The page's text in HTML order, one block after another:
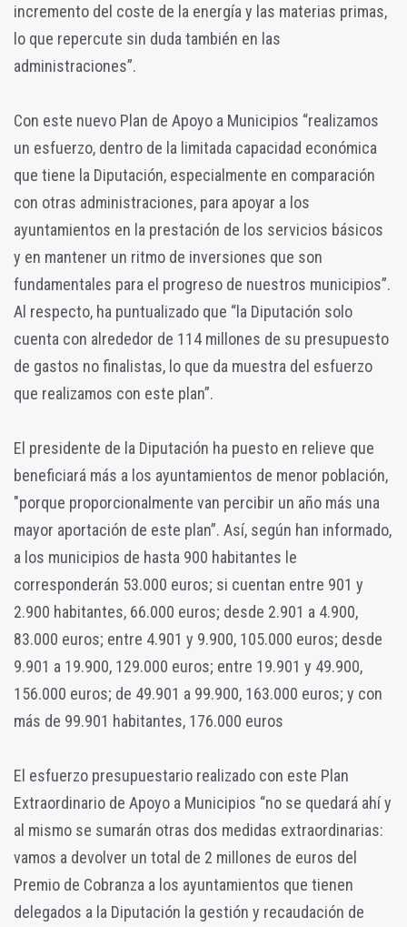
incremento del coste de la energía y las materias primas,
lo que repercute sin duda también en las
administraciones”.
Con este nuevo Plan de Apoyo a Municipios “realizamos
un esfuerzo, dentro de la limitada capacidad económica
que tiene la Diputación, especialmente en comparación
con otras administraciones, para apoyar a los
ayuntamientos en la prestación de los servicios básicos
y en mantener un ritmo de inversiones que son
fundamentales para el progreso de nuestros municipios”.
Al respecto, ha puntualizado que “la Diputación solo
cuenta con alrededor de 114 millones de su presupuesto
de gastos no finalistas, lo que da muestra del esfuerzo
que realizamos con este plan”.
El presidente de la Diputación ha puesto en relieve que
beneficiará más a los ayuntamientos de menor población,
"porque proporcionalmente van percibir un año más una
mayor aportación de este plan”. Así, según han informado,
a los municipios de hasta 900 habitantes le
corresponderán 53.000 euros; si cuentan entre 901 y
2.900 habitantes, 66.000 euros; desde 2.901 a 4.900,
83.000 euros; entre 4.901 y 9.900, 105.000 euros; desde
9.901 a 19.900, 129.000 euros; entre 19.901 y 49.900,
156.000 euros; de 49.901 a 99.900, 163.000 euros; y con
más de 99.901 habitantes, 176.000 euros
El esfuerzo presupuestario realizado con este Plan
Extraordinario de Apoyo a Municipios “no se quedará ahí y
al mismo se sumarán otras dos medidas extraordinarias:
vamos a devolver un total de 2 millones de euros del
Premio de Cobranza a los ayuntamientos que tienen
delegados a la Diputación la gestión y recaudación de